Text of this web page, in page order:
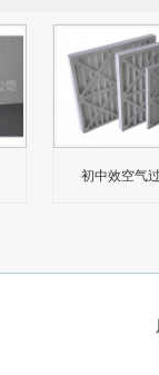
初中效空气